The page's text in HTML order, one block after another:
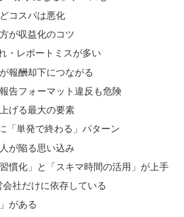
コスパは悪化
が収益化のコツ
・レポートミスが多い
報酬却下につながる
告フォーマット違反も危険
げる最大の要素
「単発で終わる」パターン
が陥る思い込み
慣化」と「スキマ時間の活用」が上手
社だけに依存している
がある